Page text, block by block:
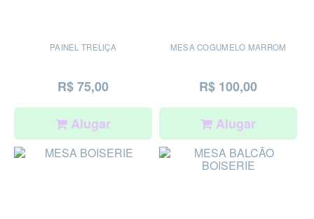
PAINEL TRELIÇA
R$ 75,00
Alugar
MESA COGUMELO MARROM
R$ 100,00
Alugar